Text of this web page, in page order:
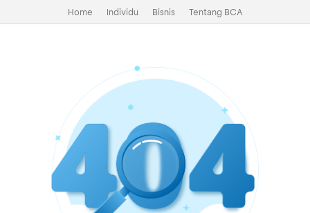
Home Individu Bisnis Tentang BCA